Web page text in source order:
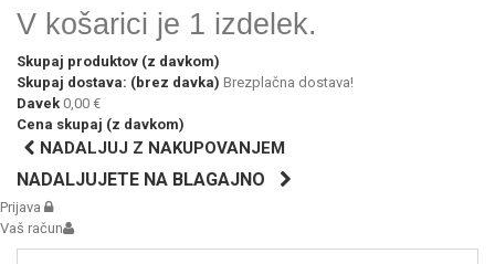
V košarici je 1 izdelek.
Skupaj produktov (z davkom)
Skupaj dostava: (brez davka) Brezplačna dostava!
Davek 0,00 €
Cena skupaj (z davkom)
NADALJUJ Z NAKUPOVANJEM
NADALJUJETE NA BLAGAJNO
Prijava
Vaš račun